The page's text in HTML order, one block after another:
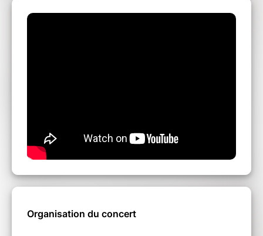
Organisation du concert